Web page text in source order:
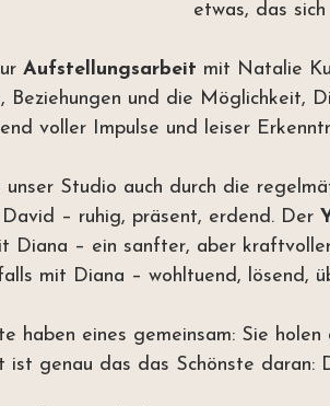
etwas, das
Aufstellungsarbeit mit Natalie
Beziehungen und die Möglichkeit,
voller Impulse und leiser
Studio auch durch die
– ruhig, präsent, erdend. Der
Diana – ein sanfter, aber
mit Diana – wohltuend, lösend,
haben eines gemeinsam: Sie
ist genau das das Schönste daran: